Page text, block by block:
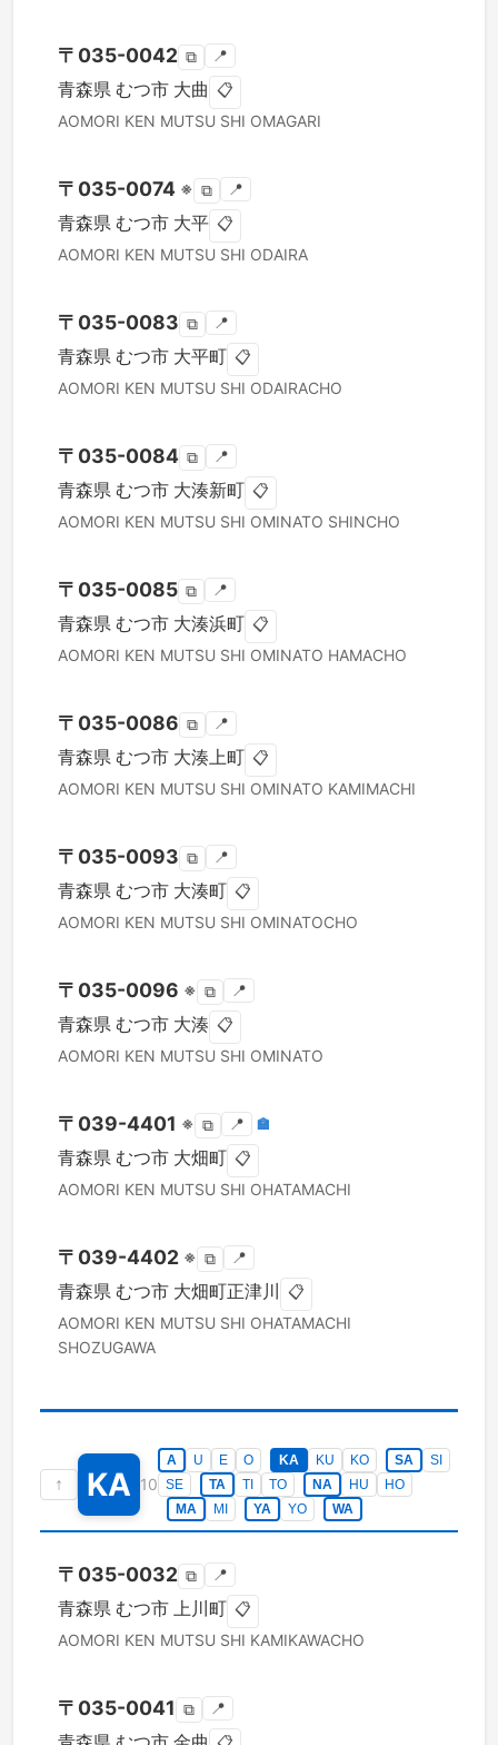
〒 035-0042 ⧉ 📍
青森県 むつ市 大曲 📋
AOMORI KEN MUTSU SHI OMAGARI
〒 035-0074 ※ ⧉ 📍
青森県 むつ市 大平 📋
AOMORI KEN MUTSU SHI ODAIRA
〒 035-0083 ⧉ 📍
青森県 むつ市 大平町 📋
AOMORI KEN MUTSU SHI ODAIRACHO
〒 035-0084 ⧉ 📍
青森県 むつ市 大湊新町 📋
AOMORI KEN MUTSU SHI OMINATO SHINCHO
〒 035-0085 ⧉ 📍
青森県 むつ市 大湊浜町 📋
AOMORI KEN MUTSU SHI OMINATO HAMACHO
〒 035-0086 ⧉ 📍
青森県 むつ市 大湊上町 📋
AOMORI KEN MUTSU SHI OMINATO KAMIMACHI
〒 035-0093 ⧉ 📍
青森県 むつ市 大湊町 📋
AOMORI KEN MUTSU SHI OMINATOCHO
〒 035-0096 ※ ⧉ 📍
青森県 むつ市 大湊 📋
AOMORI KEN MUTSU SHI OMINATO
〒 039-4401 ※ ⧉ 📍 🏣
青森県 むつ市 大畑町 📋
AOMORI KEN MUTSU SHI OHATAMACHI
〒 039-4402 ※ ⧉ 📍
青森県 むつ市 大畑町正津川 📋
AOMORI KEN MUTSU SHI OHATAMACHI
SHOZUGAWA
↑ KA 10
A U E O KA KU KO SA
SI
SE
TA TI TO NA HU
HO
MA
MI YA YO WA
〒 035-0032 ⧉ 📍
青森県 むつ市 上川町 📋
AOMORI KEN MUTSU SHI KAMIKAWACHO
〒 035-0041 ⧉ 📍